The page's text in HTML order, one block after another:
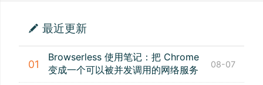
最近更新
01
Browserless 使用笔记：把 Chrome
变成一个可以被并发调用的网络服务
08-07